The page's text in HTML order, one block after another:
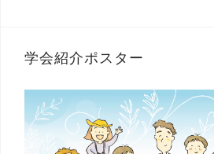
学会紹介ポスター